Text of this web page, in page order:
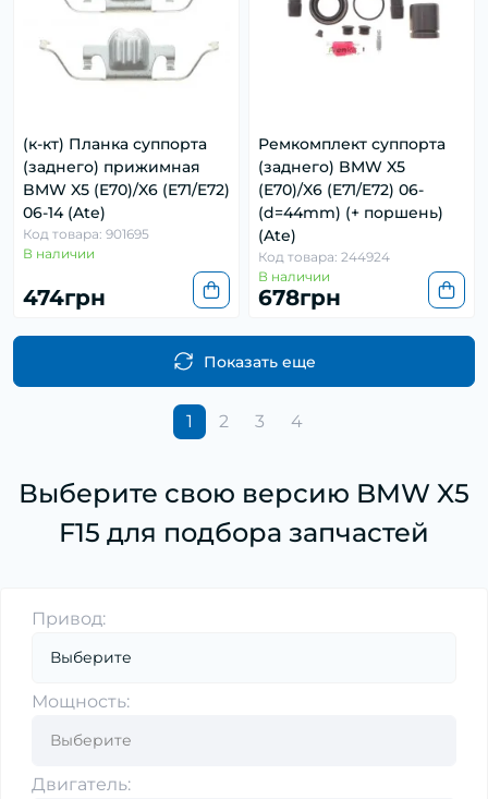
(к-кт) Планка суппорта
(заднего) прижимная
BMW X5 (E70)/X6 (E71/E72)
06-14 (Ate)
Код товара: 901695
В наличии
474грн
Ремкомплект суппорта
(заднего) BMW X5
(E70)/X6 (E71/E72) 06-
(d=44mm) (+ поршень)
(Ate)
Код товара: 244924
В наличии
678грн
Показать еще
1 2 3 4
Выберите свою версию BMW X5
F15 для подбора запчастей
Привод:
Мощность:
Двигатель: